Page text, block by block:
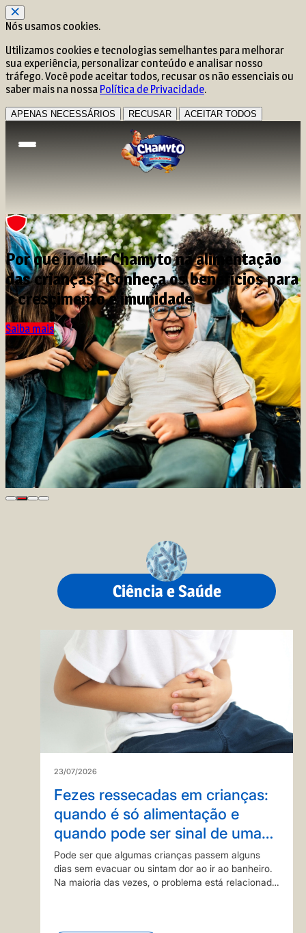
Nós usamos cookies.
Utilizamos cookies e tecnologias semelhantes para melhorar
sua experiência, personalizar conteúdo e analisar nosso
tráfego. Você pode aceitar todos, recusar os não essenciais ou
saber mais na nossa Política de Privacidade.
APENAS NECESSÁRIOS RECUSAR ACEITAR TODOS
Por que incluir Chamyto na alimentação
das crianças? Conheça os benefícios para
o crescimento e imunidade
Saiba mais
Ciência e Saúde
23/07/2026
Fezes ressecadas em crianças:
quando é só alimentação e
quando pode ser sinal de uma
doença?
Pode ser que algumas crianças passem alguns
dias sem evacuar ou sintam dor ao ir ao banheiro.
Na maioria das vezes, o problema está relacionado